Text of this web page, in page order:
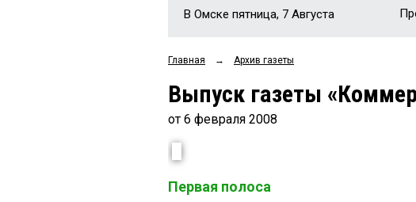
В Омске пятница, 7 Августа
Главная → Архив газеты
Выпуск газеты
от 6 февраля 2008
Первая полоса